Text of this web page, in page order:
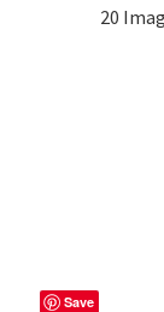
20
Save